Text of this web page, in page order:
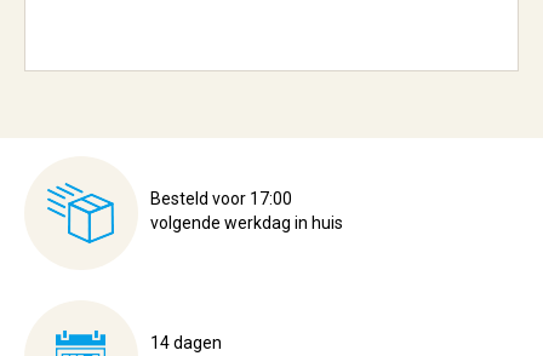
Besteld voor 17:00
volgende werkdag in huis
14 dagen